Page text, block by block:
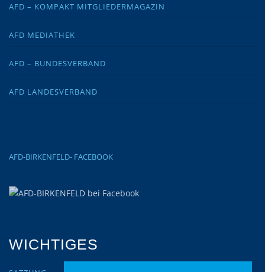
AFD – KOMPAKT MITGLIEDERMAGAZIN
AFD MEDIATHEK
AFD – BUNDESVERBAND
AFD LANDESVERBAND
AFD-BIRKENFELD- FACEBOOK
WICHTIGES